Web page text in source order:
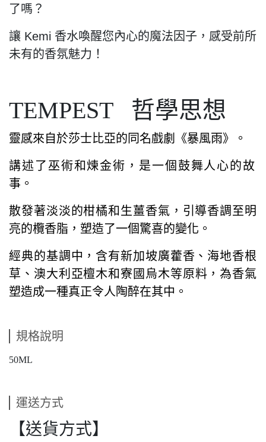
了嗎？
讓 Kemi 香水喚醒您內心的魔法因子，感受前所
未有的香氛魅力！
TEMPEST 哲學思想
靈感來自於莎士比亞的同名戲劇《暴風雨》。
講述了巫術和煉金術，是一個鼓舞人 心的故
事。
散發著淡淡的柑橘和生薑香氣，引導香調至明
亮的欖香脂，塑造了一個驚喜的變化。
經典的基調中，含有新加坡廣藿香、海地香根
草、澳大利亞檀木和寮 國烏木等原料，為香氣
塑造成一種真正令人陶醉在其中。
規格說明
50ML
運送方式
【送貨方式】